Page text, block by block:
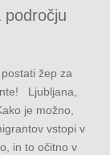
g
a
t
i
o
področju
žep za
Ljubljana,
je možno,
vstopi v
in to očitno v